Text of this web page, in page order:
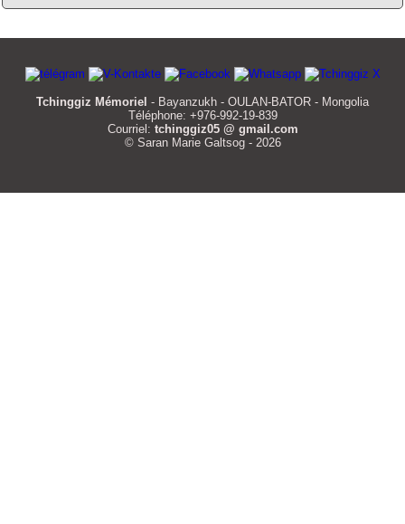
Tchinggiz Mémoriel - Bayanzukh - OULAN-BATOR - Mongolia
Téléphone: +976-992-19-839
Courriel: tchinggiz05 @ gmail.com
© Saran Marie Galtsog - 2026